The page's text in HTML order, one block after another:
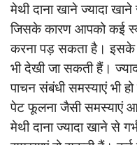
मेथी दाना खाने ज्यादा
जिसके कारण आपको कई
करना पड़ सकता है। इसके
भी देखी जा सकती हैं।
पाचन संबंधी समस्याएं भी
पेट फूलना जैसी समस्याएं
मेथी दाना ज्यादा खाने से